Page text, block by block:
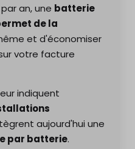
an, une batterie
de la
et d'économiser
votre facture
indiquent
aujourd'hui une
par batterie.